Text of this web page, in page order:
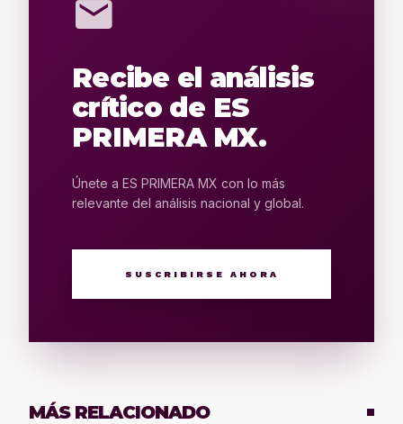
mail
Recibe el análisis
crítico de ES
PRIMERA MX.
Únete a ES PRIMERA MX con lo más
relevante del análisis nacional y global.
SUSCRIBIRSE AHORA
MÁS RELACIONADO